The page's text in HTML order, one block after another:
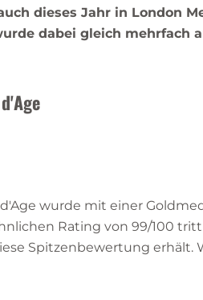
dieses Jahr in London
dabei gleich mehrfach
wurde mit einer
Rating von 99/100
Spitzenbewertung